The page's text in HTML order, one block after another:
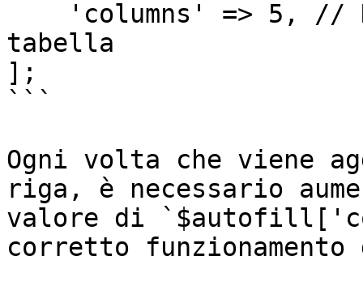
tabella
];
```
Ogni volta che viene
riga, è necessario
valore di
corretto